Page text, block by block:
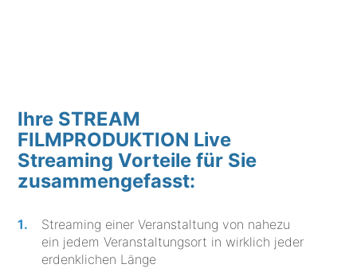
Ihre STREAM
FILMPRODUKTION Live
Streaming Vorteile für Sie
zusammengefasst:
Streaming einer Veranstaltung von nahezu
ein jedem Veranstaltungsort in wirklich jeder
erdenklichen Länge